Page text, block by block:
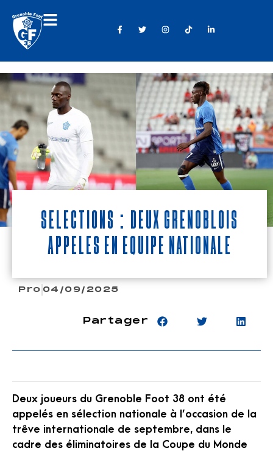
Sélections : Deux Grenoblois
appelés en équipe nationale
Pro 04/09/2025
Partager
Deux joueurs du Grenoble Foot 38 ont été
appelés en sélection nationale à l’occasion de la
trêve internationale de septembre, dans le
cadre des éliminatoires de la Coupe du Monde